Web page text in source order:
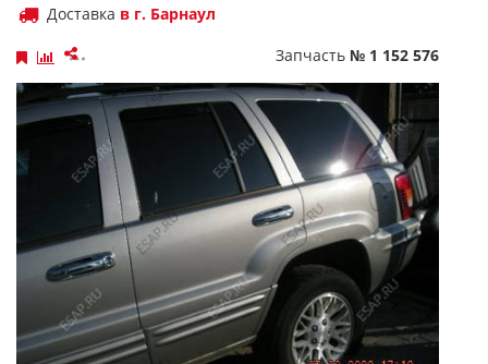
Доставка в г. Барнаул
Запчасть № 1 152 576